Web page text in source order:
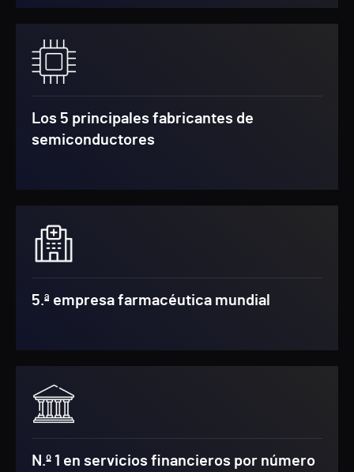
Los 5 principales fabricantes de
semiconductores
5.ª empresa farmacéutica mundial
N.º 1 en servicios financieros por número